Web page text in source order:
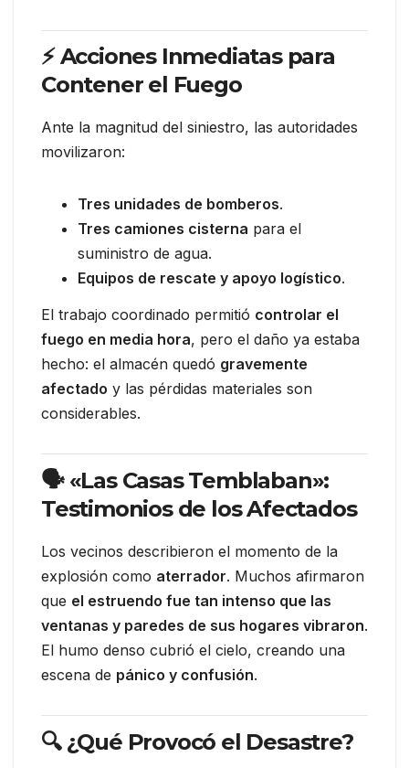
⚡ Acciones Inmediatas para
Contener el Fuego
Ante la magnitud del siniestro, las autoridades
movilizaron:
Tres unidades de bomberos.
Tres camiones cisterna para el
suministro de agua.
Equipos de rescate y apoyo logístico.
El trabajo coordinado permitió controlar el
fuego en media hora, pero el daño ya estaba
hecho: el almacén quedó gravemente
afectado y las pérdidas materiales son
considerables.
🗣️ «Las Casas Temblaban»:
Testimonios de los Afectados
Los vecinos describieron el momento de la
explosión como aterrador. Muchos afirmaron
que el estruendo fue tan intenso que las
ventanas y paredes de sus hogares vibraron.
El humo denso cubrió el cielo, creando una
escena de pánico y confusión.
🔍 ¿Qué Provocó el Desastre?